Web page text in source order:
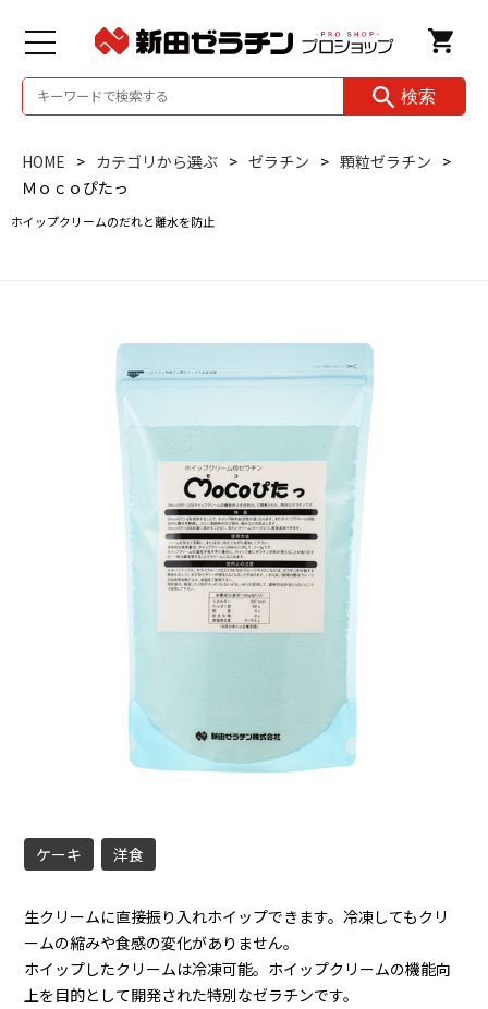
検索
HOME カテゴリから選ぶ ゼラチン
顆粒ゼラチン
Ｍｏｃｏぴたっ
ホイップクリームのだれと離水を防止
ケーキ 洋食
生クリームに直接振り入れホイップできます。冷凍してもクリ
ームの縮みや食感の変化がありません。
ホイップしたクリームは冷凍可能。ホイップクリームの機能向
上を目的として開発された特別なゼラチンです。